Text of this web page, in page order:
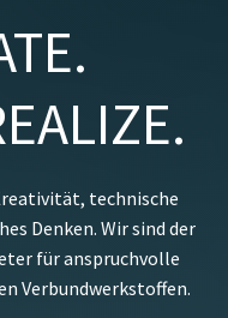
.
technische
Denken. Wir sind der
für anspruchvolle
Verbundwerkstoffen.